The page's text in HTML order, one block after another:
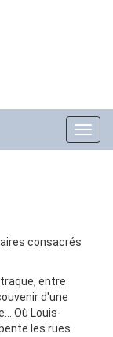
consacrés
entre
d'une
Où Louis-
les rues